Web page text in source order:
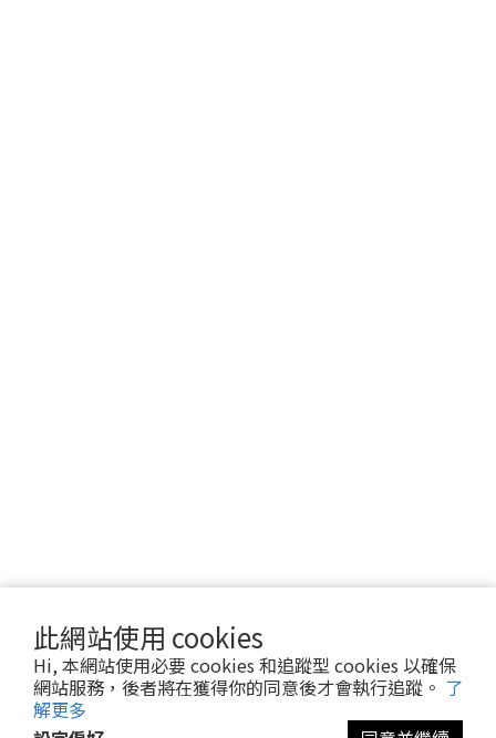
此網站使用 cookies
Hi, 本網站使用必要 cookies 和追蹤型 cookies 以確保
網站服務，後者將在獲得你的同意後才會執行追蹤。 了
解更多